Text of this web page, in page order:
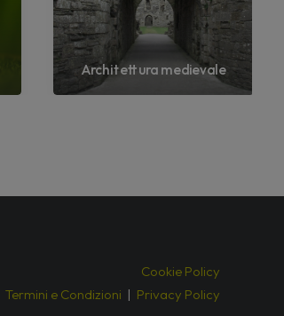
Architettura medievale
Cookie Policy
Termini e Condizioni | Privacy Policy